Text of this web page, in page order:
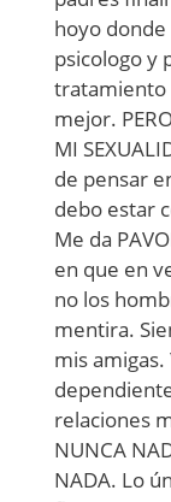
hoyo
psicologo y
tratamiento
mejor.
MI
de pensar
debo estar
Me da
en que en
no los
mentira.
mis
relaciones
NUNCA
NADA. Lo